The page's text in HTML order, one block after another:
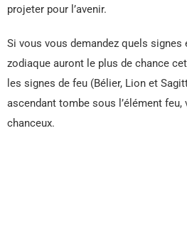
projeter pour l’avenir.
Si vous vous demandez quels signes
zodiaque auront le plus de chance
les signes de feu (Bélier, Lion et
ascendant tombe sous l’élément
chanceux.